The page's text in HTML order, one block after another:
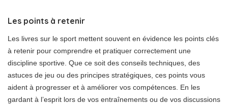
Les points à retenir
Les livres sur le sport mettent souvent en évidence les points clés
à retenir pour comprendre et pratiquer correctement une
discipline sportive. Que ce soit des conseils techniques, des
astuces de jeu ou des principes stratégiques, ces points vous
aident à progresser et à améliorer vos compétences. En les
gardant à l’esprit lors de vos entraînements ou de vos discussions